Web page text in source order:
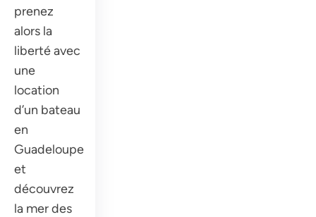
prenez
alors la
liberté avec
une
location
d’un bateau
en
Guadeloupe
et
découvrez
la mer des